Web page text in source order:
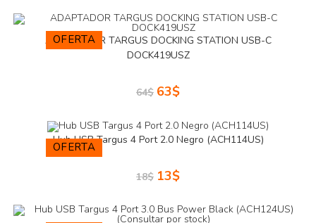
OFERTA
ADAPTADOR TARGUS DOCKING STATION USB-C
DOCK419USZ
64$ 63$
OFERTA
Hub USB Targus 4 Port 2.0 Negro (ACH114US)
18$ 13$